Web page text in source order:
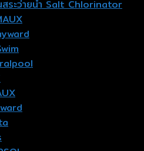
ระว่ายน้ำ Salt Chlorinator